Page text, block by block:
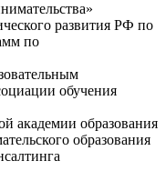
развития РФ по
по
обучения
академии образования
образования